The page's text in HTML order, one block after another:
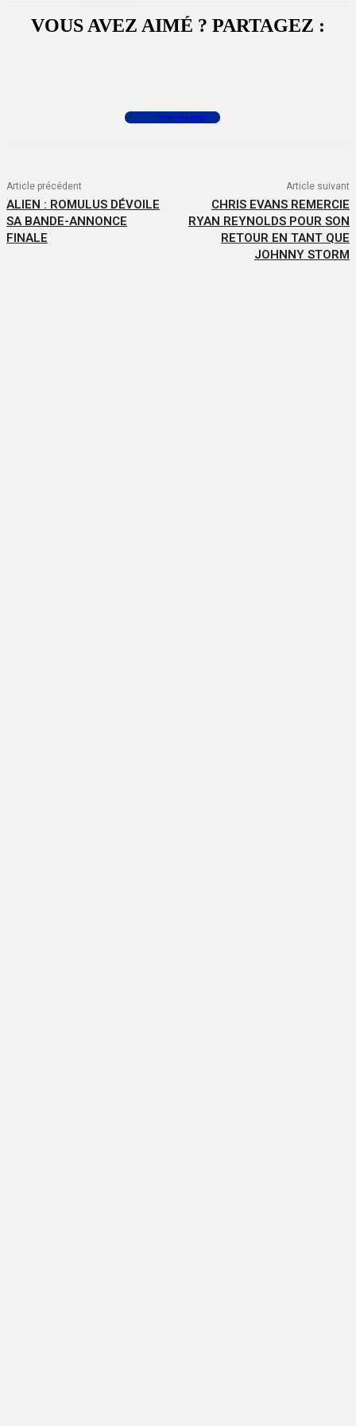
VOUS AVEZ AIMÉ ? PARTAGEZ :
Commenter
Article précédent
ALIEN : ROMULUS DÉVOILE
SA BANDE-ANNONCE
FINALE
Article suivant
CHRIS EVANS REMERCIE
RYAN REYNOLDS POUR SON
RETOUR EN TANT QUE
JOHNNY STORM